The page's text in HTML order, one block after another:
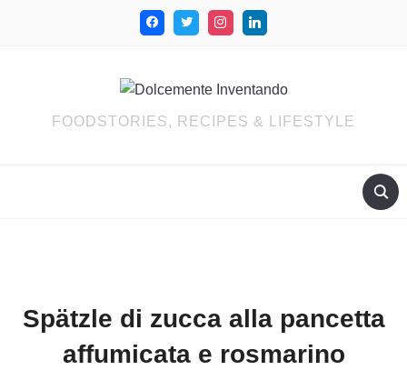
FOODSTORIES, RECIPES & LIFESTYLE
Spätzle di zucca alla pancetta
affumicata e rosmarino